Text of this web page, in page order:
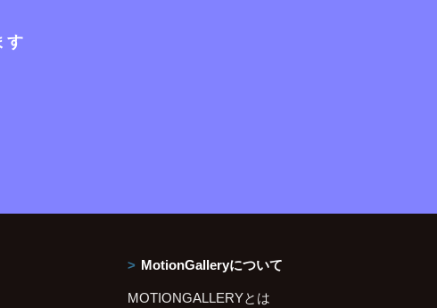
す
MotionGalleryについて
MOTIONGALLERYとは